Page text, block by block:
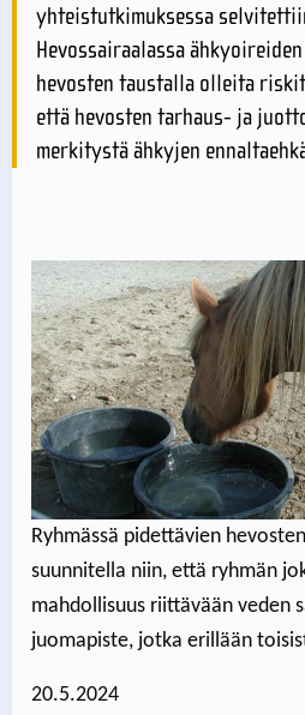
yhteistutkimuksessa
Hevossairaalassa
hevosten taustalla olleita
että hevosten tarhaus- ja
merkitystä ähkyjen
Ryhmässä pidettävien
suunnitella niin, että ryhmän
mahdollisuus riittävään veden
juomapiste, jotka erillään
20.5.2024